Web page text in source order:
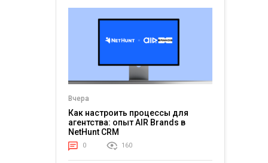
Glastonbury сюда...
смеялись над
Уилл...
Вчера
Как настроить процессы для
агентства: опыт AIR Brands в
NetHunt CRM
0 160